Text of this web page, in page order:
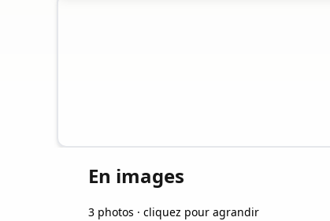
En images
3 photos · cliquez pour agrandir